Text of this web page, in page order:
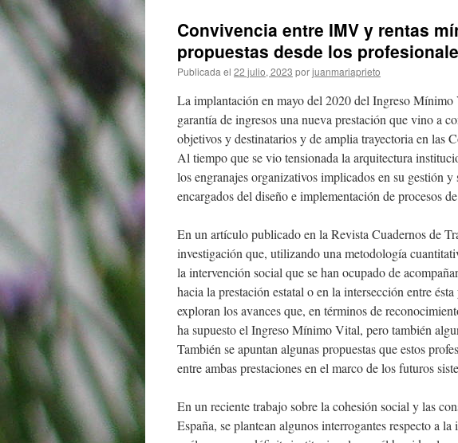
Convivencia entre IMV y rentas
propuestas desde los
Publicada el 22 julio, 2023 porjuanmariaprieto
La implantación en mayo del 2020 del Ingreso
garantía de ingresos una nueva prestación que vino a
objetivos y destinatarios y de amplia trayectoria en las
Al tiempo que se vio tensionada la arquitectura
los engranajes organizativos implicados en su gestión
encargados del diseño e implementación de procesos
En un artículo publicado en la Revista Cuadernos de
investigación que, utilizando una metodología
la intervención social que se han ocupado de
hacia la prestación estatal o en la intersección entre
exploran los avances que, en términos de
ha supuesto el Ingreso Mínimo Vital, pero también
También se apuntan algunas propuestas que estos
entre ambas prestaciones en el marco de los futuros
En un reciente trabajo sobre la cohesión social y las
España, se plantean algunos interrogantes respecto a